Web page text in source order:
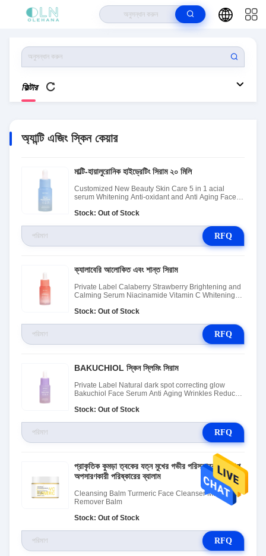
ফিল্টার
অ্যান্টি এজিং স্কিন কেয়ার
মাল্টি-হায়ালুরোনিক হাইড্রেটিং সিরাম ২০ মিলি
Customized New Beauty Skin Care 5 in 1 acial
serum Whitening Anti-oxidant and Anti Aging Face
Stock: Out of Stock
RFQ
ক্যালাবেরি আলোকিত এবং শান্ত সিরাম
Private Label Calaberry Strawberry Brightening and
Calming Serum Niacinamide Vitamin C Whitening
Stock: Out of Stock
RFQ
BAKUCHIOL স্কিন স্লিমিং সিরাম
Private Label Natural dark spot correcting glow
Bakuchiol Face Serum Anti Aging Wrinkles Reduce
Stock: Out of Stock
RFQ
প্রাকৃতিক কুমড়া ত্বকের যত্ন মুখের গভীর পরিস্কারক মেকআপ
অপসারণকারী পরিষ্কারের ব্যালাম
Cleansing Balm Turmeric Face Cleanser Makeup
Remover Balm
Stock: Out of Stock
RFQ